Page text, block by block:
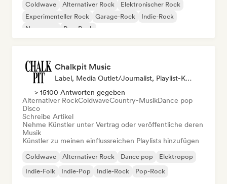
Coldwave Alternativer Rock
Elektronischer Rock
Experimenteller Rock
Garage-Rock
Indie-Rock
New wave
Pop-Rock
Chalkpit Music
Label, Media Outlet/Journalist, Playlist-Kurator
> 15100 Antworten gegeben
Alternativer RockColdwaveCountry-MusikDance pop
Disco
Schreibe Artikel
Nehme Künstler unter Vertrag oder veröffentliche deren
Musik
Künstler zu meinen einflussreichen Playlists hinzufügen
Coldwave Alternativer Rock Dance pop
Elektropop
Indie-Folk
Indie-Pop Indie-Rock Pop-Rock